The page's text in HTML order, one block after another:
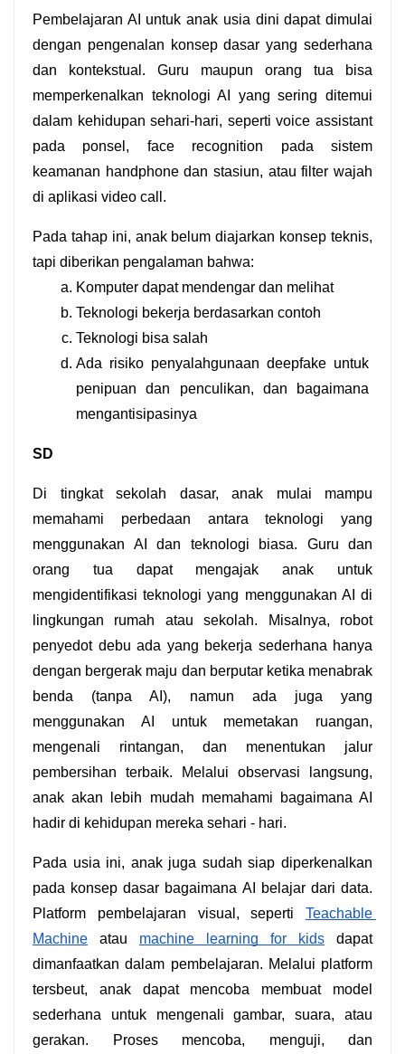
Pembelajaran AI untuk anak usia dini dapat dimulai
dengan pengenalan konsep dasar yang sederhana
dan kontekstual. Guru maupun orang tua bisa
memperkenalkan teknologi AI yang sering ditemui
dalam kehidupan sehari‑hari, seperti voice assistant
pada ponsel, face recognition pada sistem
keamanan handphone dan stasiun, atau filter wajah
di aplikasi video call.
Pada tahap ini, anak belum diajarkan konsep teknis,
tapi diberikan pengalaman bahwa:
Komputer dapat mendengar dan melihat
Teknologi bekerja berdasarkan contoh
Teknologi bisa salah
Ada risiko penyalahgunaan deepfake untuk
penipuan dan penculikan, dan bagaimana
mengantisipasinya
SD
Di tingkat sekolah dasar, anak mulai mampu
memahami perbedaan antara teknologi yang
menggunakan AI dan teknologi biasa. Guru dan
orang tua dapat mengajak anak untuk
mengidentifikasi teknologi yang menggunakan AI di
lingkungan rumah atau sekolah. Misalnya, robot
penyedot debu ada yang bekerja sederhana hanya
dengan bergerak maju dan berputar ketika menabrak
benda (tanpa AI), namun ada juga yang
menggunakan AI untuk memetakan ruangan,
mengenali rintangan, dan menentukan jalur
pembersihan terbaik. Melalui observasi langsung,
anak akan lebih mudah memahami bagaimana AI
hadir di kehidupan mereka sehari - hari.
Pada usia ini, anak juga sudah siap diperkenalkan
pada konsep dasar bagaimana AI belajar dari data.
Platform pembelajaran visual, seperti Teachable
Machine atau machine learning for kids dapat
dimanfaatkan dalam pembelajaran. Melalui platform
tersbeut, anak dapat mencoba membuat model
sederhana untuk mengenali gambar, suara, atau
gerakan. Proses mencoba, menguji, dan